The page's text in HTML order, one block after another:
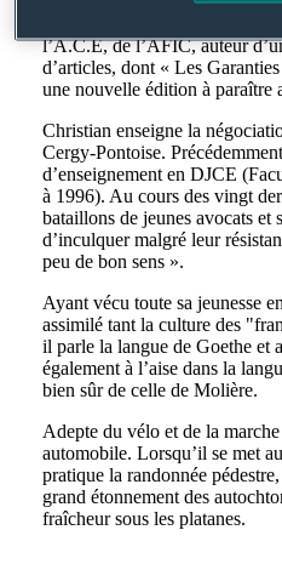
l’A.C.E, de l’AFIC, auteur
d’articles, dont « Les
une nouvelle édition à paraître
Christian enseigne la
Cergy-Pontoise.
d’enseignement en DJCE
à 1996). Au cours des vingt
bataillons de jeunes avocats et
d’inculquer malgré leur
peu de bon sens ».
Ayant vécu toute sa jeunesse
assimilé tant la culture des
il parle la langue de Goethe et
également à l’aise dans la
bien sûr de celle de Molière.
Adepte du vélo et de la
automobile. Lorsqu’il se met
pratique la randonnée
grand étonnement des
fraîcheur sous les platanes.